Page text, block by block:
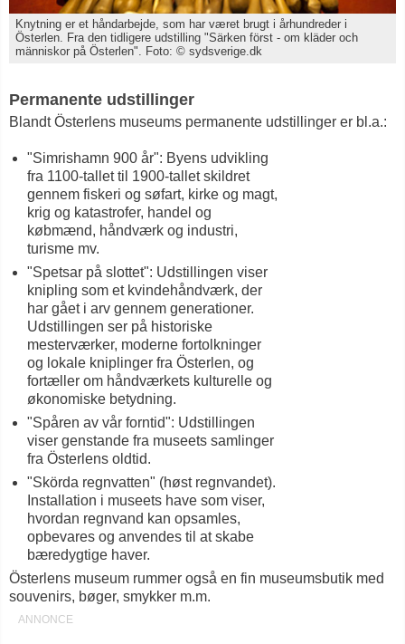
Knytning er et håndarbejde, som har været brugt i århundreder i
Österlen. Fra den tidligere udstilling "Särken först - om kläder och
människor på Österlen". Foto: © sydsverige.dk
Permanente udstillinger
Blandt Österlens museums permanente udstillinger er bl.a.:
"Simrishamn 900 år": Byens udvikling
fra 1100-tallet til 1900-tallet skildret
gennem fiskeri og søfart, kirke og magt,
krig og katastrofer, handel og
købmænd, håndværk og industri,
turisme mv.
"Spetsar på slottet": Udstillingen viser
knipling som et kvindehåndværk, der
har gået i arv gennem generationer.
Udstillingen ser på historiske
mesterværker, moderne fortolkninger
og lokale kniplinger fra Österlen, og
fortæller om håndværkets kulturelle og
økonomiske betydning.
"Spåren av vår forntid": Udstillingen
viser genstande fra museets samlinger
fra Österlens oldtid.
"Skörda regnvatten" (høst regnvandet).
Installation i museets have som viser,
hvordan regnvand kan opsamles,
opbevares og anvendes til at skabe
bæredygtige haver.
Österlens museum rummer også en fin museumsbutik med
souvenirs, bøger, smykker m.m.